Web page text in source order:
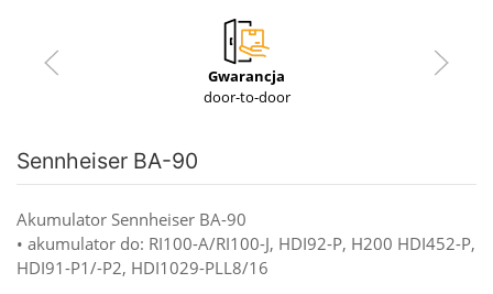
Gwarancja
door-to-door
Sennheiser BA-90
Akumulator Sennheiser BA-90
• akumulator do: RI100-A/RI100-J, HDI92-P, H200 HDI452-P,
HDI91-P1/-P2, HDI1029-PLL8/16